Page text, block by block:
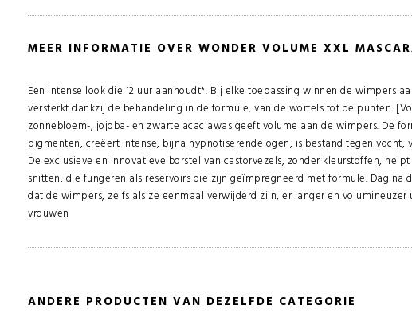
MEER INFORMATIE OVER WONDER VOLUME XXL
Een intense look die 12 uur aanhoudt*. Bij elke toepassing winnen de wimpers
versterkt dankzij de behandeling in de formule, van de wortels tot de punten.
zonnebloem-, jojoba- en zwarte acaciawas geeft volume aan de wimpers. De
pigmenten, creëert intense, bijna hypnotiserende ogen, is bestand tegen
De exclusieve en innovatieve borstel van castorvezels, zonder kleurstoffen,
snitten, die fungeren als reservoirs die zijn geïmpregneerd met formule. Dag na
dat de wimpers, zelfs als ze eenmaal verwijderd zijn, er langer en volumineuzer
vrouwen
ANDERE PRODUCTEN VAN DEZELFDE CATEGORIE